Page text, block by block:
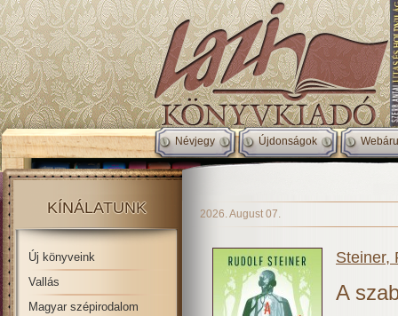
Névjegy Újdonságok
KÍNÁLATUNK
Új könyveink
Vallás
Magyar szépirodalom
2026. August 07.
Steiner,
A